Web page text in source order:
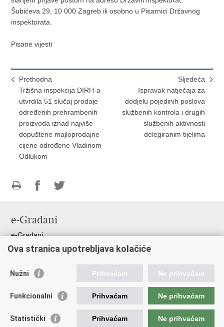
Šubićeva 29, 10 000 Zagreb ili osobno u Pisarnici Državnog
inspektorata.
Pisane vijesti
Prethodna
Tržišna inspekcija DIRH-a
utvrdila 51 slučaj prodaje
određenih prehrambenih
proizvoda iznad najviše
dopuštene majloprodajne
cijene određene Vladinom
Odlukom
Sljedeća
Ispravak natječaja za
dodjelu pojedinih poslova
službenih kontrola i drugih
službenih aktivnosti
delegiranim tijelima
FacebookuTwitteru
e-Građani
e-Građani
Pristup informacijama
Pravo na pristup informacijama
Pristup otvorenim podacima ministarstva
Važne poveznice
Ova stranica upotrebljava kolačiće
Nužni Prihvaćam Ne prihvaćam
Funkcionalni Prihvaćam Ne prihvaćam
Statistički Prihvaćam Ne prihvaćam